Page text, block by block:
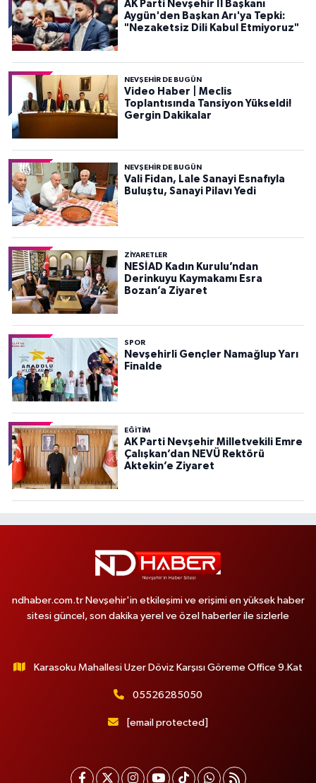
AK Parti Nevşehir İl Başkanı
Aygün'den Başkan Arı'ya Tepki:
"Nezaketsiz Dili Kabul Etmiyoruz"
NEVŞEHIR DE BUGÜN
Video Haber | Meclis
Toplantısında Tansiyon Yükseldi!
Gergin Dakikalar
NEVŞEHIR DE BUGÜN
Vali Fidan, Lale Sanayi Esnafıyla
Buluştu, Sanayi Pilavı Yedi
ZIYARETLER
NESİAD Kadın Kurulu’ndan
Derinkuyu Kaymakamı Esra
Bozan’a Ziyaret
SPOR
Nevşehirli Gençler Namağlup Yarı
Finalde
EĞITIM
AK Parti Nevşehir Milletvekili Emre
Çalışkan’dan NEVÜ Rektörü
Aktekin’e Ziyaret
ndhaber.com.tr Nevşehir'in etkileşimi ve erişimi en yüksek haber
sitesi güncel, son dakika yerel ve özel haberler ile sizlerle
Karasoku Mahallesi Uzer Döviz Karşısı Göreme Office 9.Kat
05526285050
[email protected]